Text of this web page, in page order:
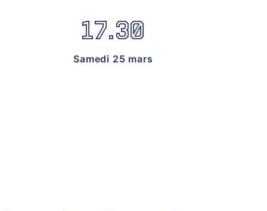
17.30
Samedi 25 mars